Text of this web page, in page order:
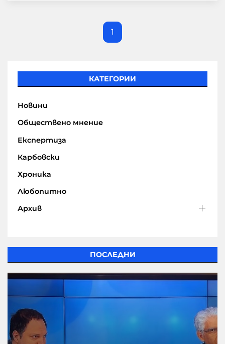
1
КАТЕГОРИИ
Новини
Обществено мнение
Експертиза
Карбовски
Хроника
Любопитно
Архив
ПОСЛЕДНИ